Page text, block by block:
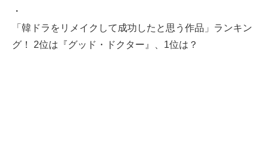
・
「韓ドラをリメイクして成功したと思う作品」ランキン
グ！ 2位は『グッド・ドクター』、1位は？